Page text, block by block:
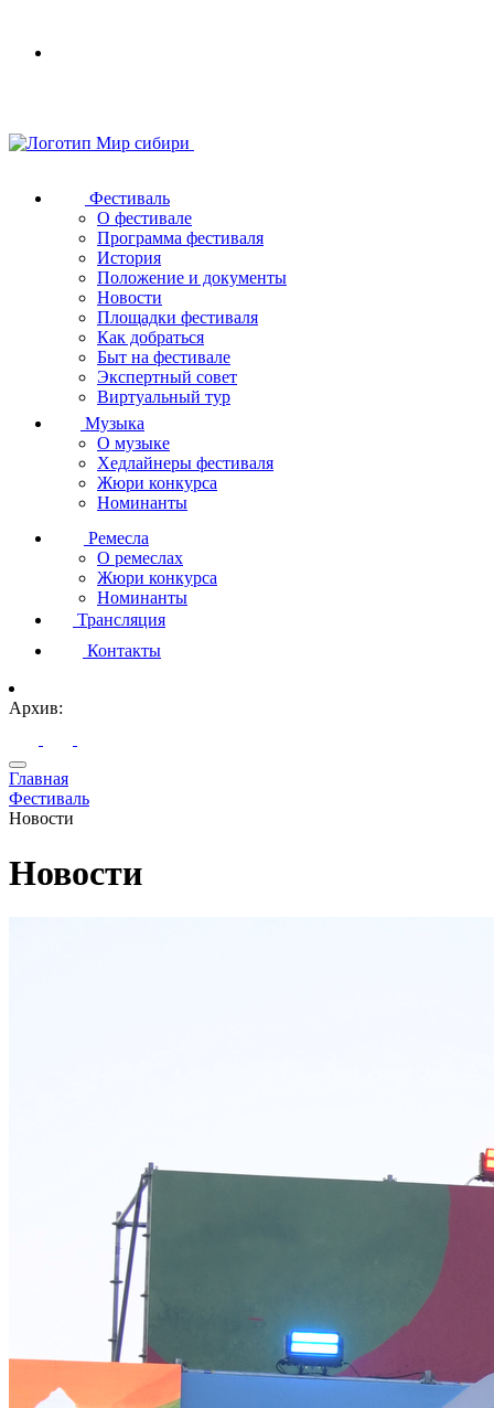
browser
Фестиваль
О фестивале
Программа фестиваля
История
Положение и документы
Новости
Площадки фестиваля
Как добраться
Быт на фестивале
Экспертный совет
Виртуальный тур
Музыка
О музыке
Хедлайнеры фестиваля
Жюри конкурса
Номинанты
Ремесла
О ремеслах
Жюри конкурса
Номинанты
Трансляция
Контакты
Архив:
Главная
Фестиваль
Новости
Новости